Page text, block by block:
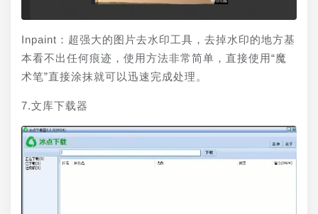
Inpaint：超强大的图片去水印工具，去掉水印的地方基
本看不出任何痕迹，使用方法非常简单，直接使用“魔
术笔”直接涂抹就可以迅速完成处理。
7.文库下载器